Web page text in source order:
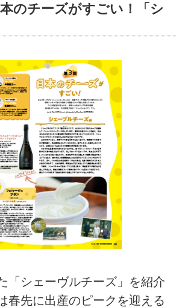
のチーズがすごい！「シ
「シェーヴルチーズ」を紹介
春先に出産のピークを迎える